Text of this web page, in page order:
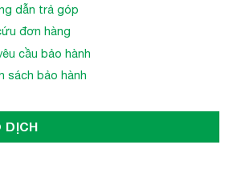
dẫn trả góp
đơn hàng
cầu bảo hành
sách bảo hành
DỊCH